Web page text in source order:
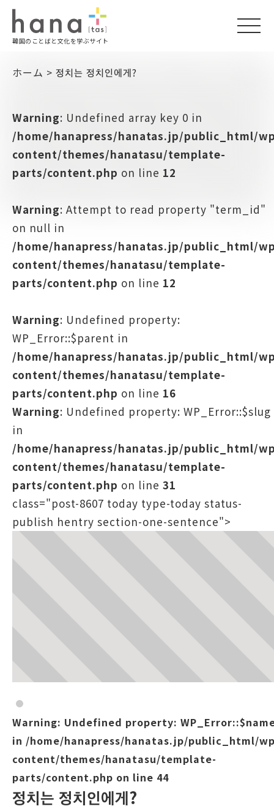
韓国のことばと文化を学ぶサイト
ホーム > 정치는 정치인에게?
Warning: Undefined array key 0 in
/home/hanapress/hanatas.jp/public_html/
content/themes/hanatasu/template-
parts/content.php on line 12
Warning: Attempt to read property "term_id"
on null in
/home/hanapress/hanatas.jp/public_html/
content/themes/hanatasu/template-
parts/content.php on line 12
Warning: Undefined property:
WP_Error::$parent in
/home/hanapress/hanatas.jp/public_html/
content/themes/hanatasu/template-
parts/content.php on line 16
Warning: Undefined property: WP_Error::$slug
in
/home/hanapress/hanatas.jp/public_html/
content/themes/hanatasu/template-
parts/content.php on line 31
class="post-8607 today type-today status-
publish hentry section-one-sentence">
Warning: Undefined property:
in /home/hanapress/hanatas.jp/public_html/
content/themes/hanatasu/template-
parts/content.php on line 44
정치는 정치인에게?